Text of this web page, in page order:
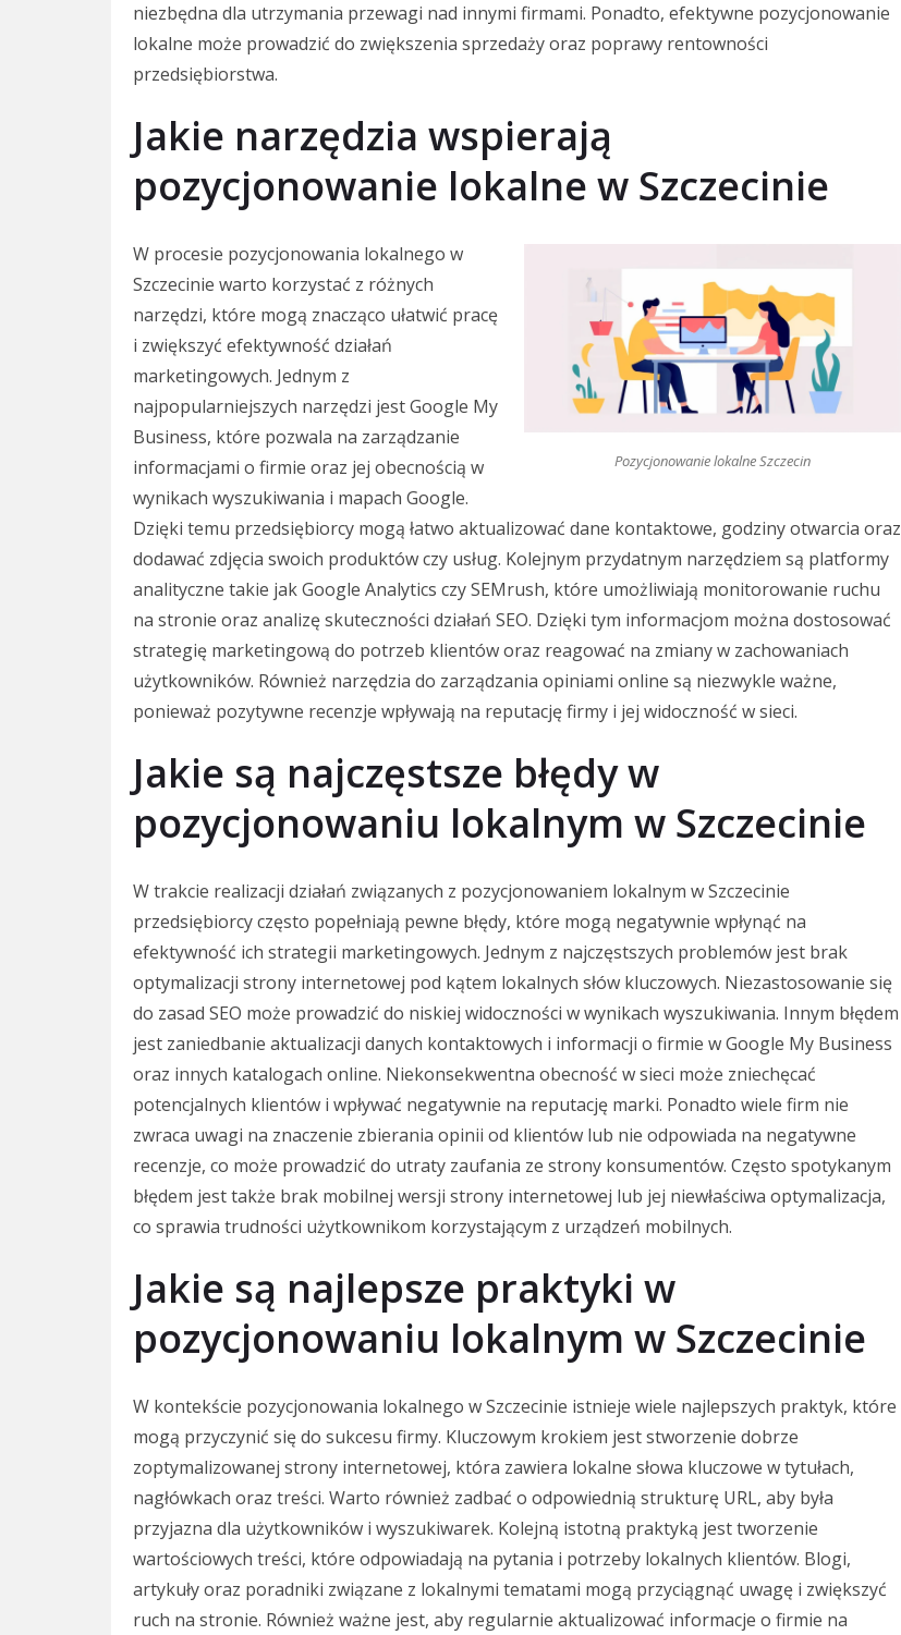
niezbędna dla utrzymania przewagi nad innymi firmami. Ponadto, efektywne pozycjonowanie
lokalne może prowadzić do zwiększenia sprzedaży oraz poprawy rentowności
przedsiębiorstwa.
Jakie narzędzia wspierają
pozycjonowanie lokalne w Szczecinie
Pozycjonowanie lokalne Szczecin
W procesie pozycjonowania lokalnego w
Szczecinie warto korzystać z różnych
narzędzi, które mogą znacząco ułatwić pracę
i zwiększyć efektywność działań
marketingowych. Jednym z
najpopularniejszych narzędzi jest Google My
Business, które pozwala na zarządzanie
informacjami o firmie oraz jej obecnością w
wynikach wyszukiwania i mapach Google.
Dzięki temu przedsiębiorcy mogą łatwo aktualizować dane kontaktowe, godziny otwarcia oraz
dodawać zdjęcia swoich produktów czy usług. Kolejnym przydatnym narzędziem są platformy
analityczne takie jak Google Analytics czy SEMrush, które umożliwiają monitorowanie ruchu
na stronie oraz analizę skuteczności działań SEO. Dzięki tym informacjom można dostosować
strategię marketingową do potrzeb klientów oraz reagować na zmiany w zachowaniach
użytkowników. Również narzędzia do zarządzania opiniami online są niezwykle ważne,
ponieważ pozytywne recenzje wpływają na reputację firmy i jej widoczność w sieci.
Jakie są najczęstsze błędy w
pozycjonowaniu lokalnym w Szczecinie
W trakcie realizacji działań związanych z pozycjonowaniem lokalnym w Szczecinie
przedsiębiorcy często popełniają pewne błędy, które mogą negatywnie wpłynąć na
efektywność ich strategii marketingowych. Jednym z najczęstszych problemów jest brak
optymalizacji strony internetowej pod kątem lokalnych słów kluczowych. Niezastosowanie się
do zasad SEO może prowadzić do niskiej widoczności w wynikach wyszukiwania. Innym błędem
jest zaniedbanie aktualizacji danych kontaktowych i informacji o firmie w Google My Business
oraz innych katalogach online. Niekonsekwentna obecność w sieci może zniechęcać
potencjalnych klientów i wpływać negatywnie na reputację marki. Ponadto wiele firm nie
zwraca uwagi na znaczenie zbierania opinii od klientów lub nie odpowiada na negatywne
recenzje, co może prowadzić do utraty zaufania ze strony konsumentów. Często spotykanym
błędem jest także brak mobilnej wersji strony internetowej lub jej niewłaściwa optymalizacja,
co sprawia trudności użytkownikom korzystającym z urządzeń mobilnych.
Jakie są najlepsze praktyki w
pozycjonowaniu lokalnym w Szczecinie
W kontekście pozycjonowania lokalnego w Szczecinie istnieje wiele najlepszych praktyk, które
mogą przyczynić się do sukcesu firmy. Kluczowym krokiem jest stworzenie dobrze
zoptymalizowanej strony internetowej, która zawiera lokalne słowa kluczowe w tytułach,
nagłówkach oraz treści. Warto również zadbać o odpowiednią strukturę URL, aby była
przyjazna dla użytkowników i wyszukiwarek. Kolejną istotną praktyką jest tworzenie
wartościowych treści, które odpowiadają na pytania i potrzeby lokalnych klientów. Blogi,
artykuły oraz poradniki związane z lokalnymi tematami mogą przyciągnąć uwagę i zwiększyć
ruch na stronie. Również ważne jest, aby regularnie aktualizować informacje o firmie na